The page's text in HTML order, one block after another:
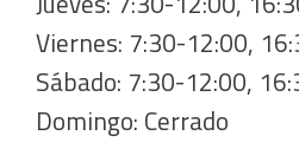
Viernes: 7:30-12:00,
Sábado: 7:30-12:00,
Domingo: Cerrado